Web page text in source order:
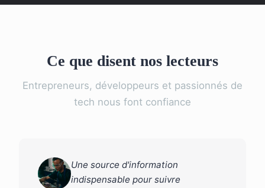
Ce que disent nos lecteurs
Entrepreneurs, développeurs et passionnés de
tech nous font confiance
Une source d'information
indispensable pour suivre